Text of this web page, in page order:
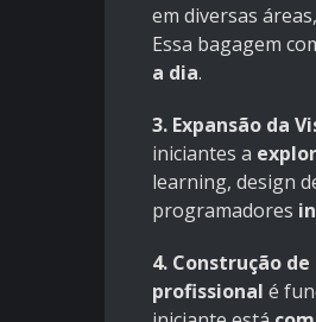
em diversas
Essa bagagem
a dia.
3. Expansão da
iniciantes a
learning, design
programadores
4. Construção
profissional é